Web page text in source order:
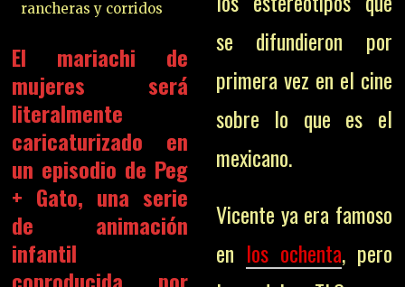
rancheras y corridos
El mariachi de
mujeres será
literalmente
caricaturizado en
un episodio de Peg
+ Gato, una serie
de animación
infantil
coproducida por
se difundieron por
primera vez en el cine
sobre lo que es el
mexicano.
Vicente ya era famoso
en los ochenta, pero